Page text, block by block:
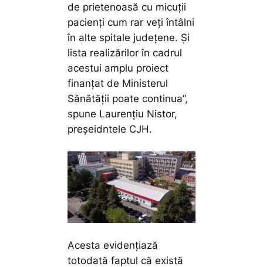
de prietenoasă cu micuții
pacienți cum rar veți întâlni
în alte spitale județene. Și
lista realizărilor în cadrul
acestui amplu proiect
finanțat de Ministerul
Sănătății poate continua”,
spune Laurențiu Nistor,
preșeidntele CJH.
Acesta evidențiază
totodată faptul că există